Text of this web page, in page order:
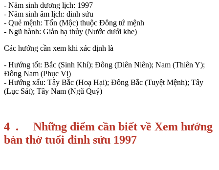
- Năm sinh dương lịch: 1997
- Năm sinh âm lịch: đinh sửu
- Quẻ mệnh: Tốn (Mộc) thuộc Đông tứ mệnh
- Ngũ hành: Giản hạ thủy (Nước dưới khe)
Các hướng cần xem khi xác định là
- Hướng tốt: Bắc (Sinh Khí); Đông (Diên Niên); Nam (Thiên Y);
Đông Nam (Phục Vị)
- Hướng xấu: Tây Bắc (Hoạ Hại); Đông Bắc (Tuyệt Mệnh); Tây
(Lục Sát); Tây Nam (Ngũ Quỷ)
4 . Những điểm cần biết về Xem hướng
bàn thờ tuổi đinh sửu 1997